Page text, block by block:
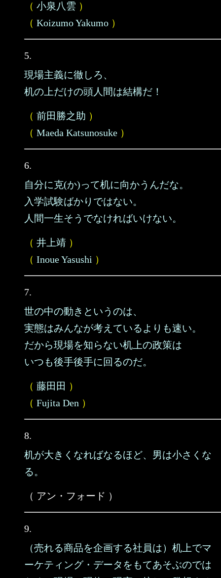
（ 小泉八雲 ）
（ Koizumo Yakumo ）
5.
現場主義に徹しろ、
机の上だけの頭人間は結構だ！
（ 前田勝之助 ）
（ Maeda Katsunosuke ）
6.
自分に克(か)って机に向かうんだな。
入学試験ばかりではない。
人間一生そうでなければいけない。
（ 井上靖 ）
（ Inoue Yasushi ）
7.
世の中の動きというのは、
実態はみんなが考えているよりも速い。
だから現場を知らない机上の政策は
いつも後手後手に回るのだ。
（ 藤田田 ）
（ Fujita Den ）
8.
机が大きくなればなるほど、男は小さくな
る。
（ アン・フォード ）
9.
（売れる商品を企画する社員は）机上でマ
ーケティング・データをもてあそぶのでは